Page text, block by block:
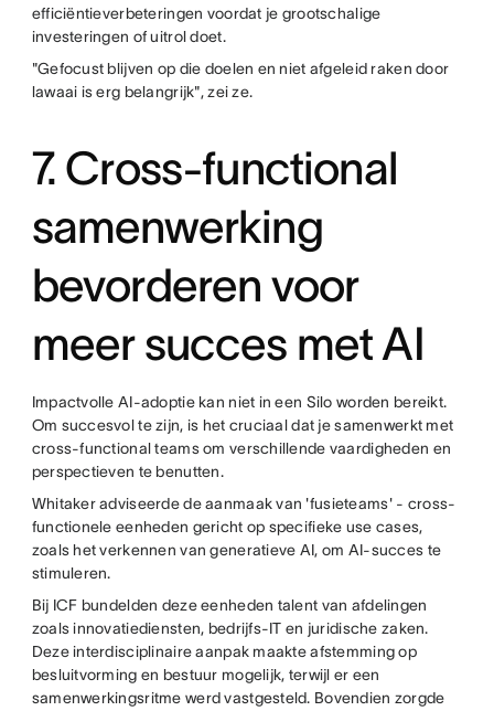
efficiëntieverbeteringen voordat je grootschalige
investeringen of uitrol doet.
"Gefocust blijven op die doelen en niet afgeleid raken door
lawaai is erg belangrijk", zei ze.
7. Cross-functional
samenwerking
bevorderen voor
meer succes met AI
Impactvolle AI-adoptie kan niet in een Silo worden bereikt.
Om succesvol te zijn, is het cruciaal dat je samenwerkt met
cross-functional teams om verschillende vaardigheden en
perspectieven te benutten.
Whitaker adviseerde de aanmaak van 'fusieteams' - cross-
functionele eenheden gericht op specifieke use cases,
zoals het verkennen van generatieve AI, om AI-succes te
stimuleren.
Bij ICF bundelden deze eenheden talent van afdelingen
zoals innovatiediensten, bedrijfs-IT en juridische zaken.
Deze interdisciplinaire aanpak maakte afstemming op
besluitvorming en bestuur mogelijk, terwijl er een
samenwerkingsritme werd vastgesteld. Bovendien zorgde